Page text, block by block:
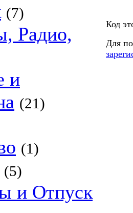
(7)
Радио,
и
(21)
(1)
(5)
и Отпуск
Код
Для